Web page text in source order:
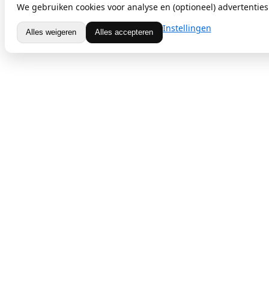
We gebruiken cookies voor analyse en (optioneel)
Alles weigeren Alles accepteren Instellingen